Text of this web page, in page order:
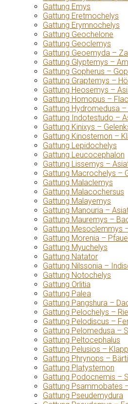
Gattung Emys
Gattung Eretmochelys
Gattung Erymnochelys
Gattung Geochelone
Gattung Geoclemys
Gattung Geoemyda –
Gattung Glyptemys –
Gattung Gopherus –
Gattung Graptemys –
Gattung Heosemys –
Gattung Homopus –
Gattung Hydromedusa
Gattung Indotestudo –
Gattung Kinixys –
Gattung Kinosternon –
Gattung Lepidochelys
Gattung Leucocephalon
Gattung Lissemys –
Gattung Macrochelys –
Gattung Malaclemys
Gattung Malacochersus
Gattung Malayemys
Gattung Manouria –
Gattung Mauremys –
Gattung Mesoclemmys
Gattung Morenia –
Gattung Myuchelys
Gattung Natator
Gattung Nilssonia –
Gattung Notochelys
Gattung Orlitia
Gattung Palea
Gattung Pangshura –
Gattung Pelochelys –
Gattung Pelodiscus –
Gattung Pelomedusa –
Gattung Peltocephalus
Gattung Pelusios –
Gattung Phrynops –
Gattung Platysternon
Gattung Podocnemis –
Gattung Psammobates
Gattung Pseudemydura